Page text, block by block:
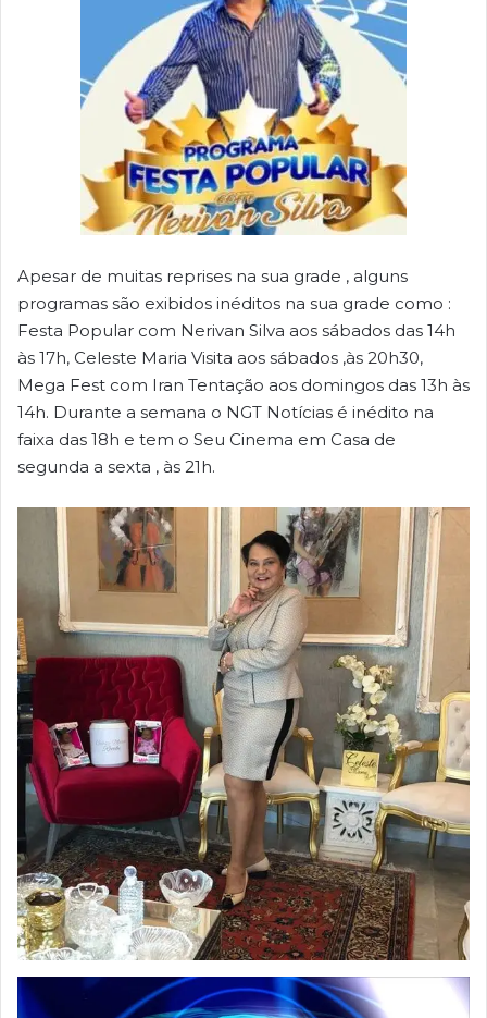
Apesar de muitas reprises na sua grade , alguns
programas são exibidos inéditos na sua grade como :
Festa Popular com Nerivan Silva aos sábados das 14h
às 17h, Celeste Maria Visita aos sábados ,às 20h30,
Mega Fest com Iran Tentação aos domingos das 13h às
14h. Durante a semana o NGT Notícias é inédito na
faixa das 18h e tem o Seu Cinema em Casa de
segunda a sexta , às 21h.